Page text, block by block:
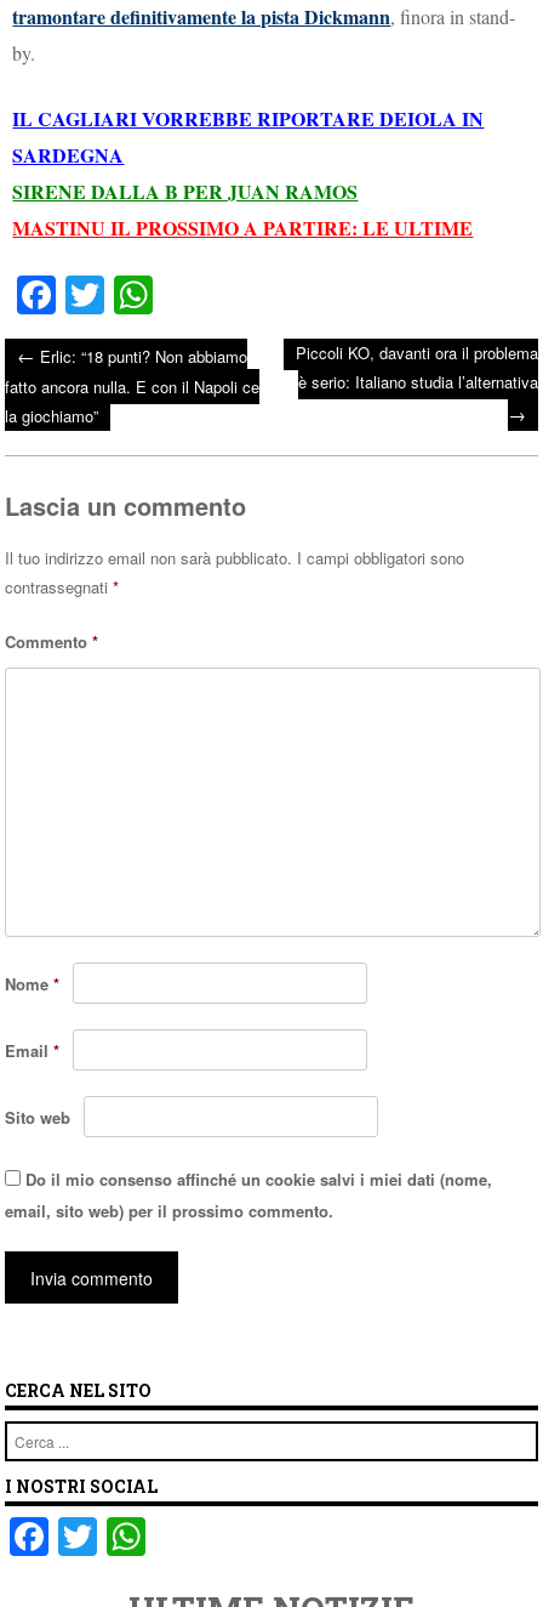
tramontare definitivamente la pista Dickmann, finora in stand-
by.
IL CAGLIARI VORREBBE RIPORTARE DEIOLA IN
SARDEGNA
SIRENE DALLA B PER JUAN RAMOS
MASTINU IL PROSSIMO A PARTIRE: LE ULTIME
Fa
ce
bo
ok
T
wi
tte
r
ha
ts
A
pp
Post navigation
← Erlic: “18 punti? Non abbiamo
fatto ancora nulla. E con il Napoli ce
la giochiamo”
Piccoli KO, davanti ora il problema
è serio: Italiano studia l’alternativa
→
Lascia un commento
Il tuo indirizzo email non sarà pubblicato. I campi obbligatori sono
contrassegnati*
Commento*
Nome*
Email*
Sito web
Do il mio consenso affinché un cookie salvi i miei dati (nome,
email, sito web) per il prossimo commento.
CERCA NEL SITO
Cerca
I NOSTRI SOCIAL
F T